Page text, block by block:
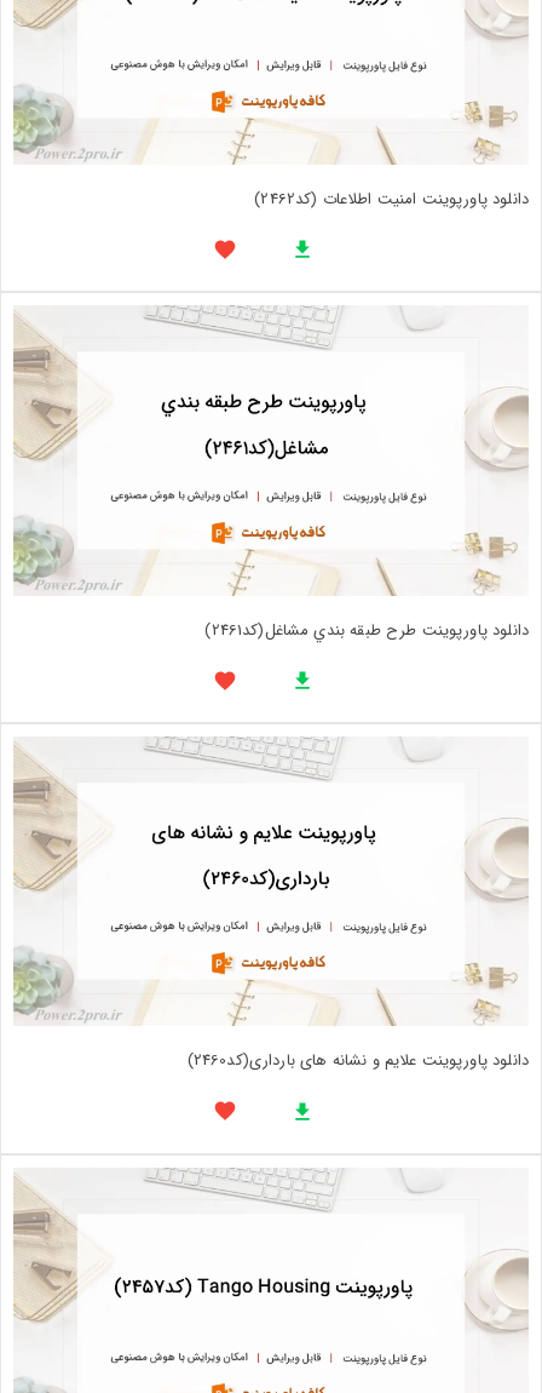
دانلود پاورپوینت امنیت اطلاعات (کد2462)
دانلود پاورپوینت طرح طبقه بندي مشاغل(کد2461)
دانلود پاورپوینت علایم و نشانه های بارداری(کد2460)